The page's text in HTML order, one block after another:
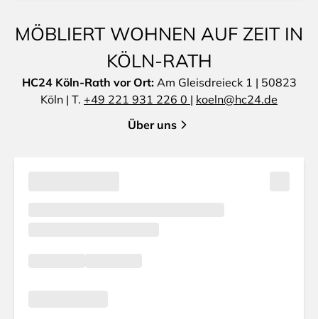
MÖBLIERT WOHNEN AUF ZEIT IN
KÖLN-RATH
HC24 Köln-Rath vor Ort: Am Gleisdreieck 1 | 50823
Köln | T. +49 221 931 226 0 | koeln@hc24.de
Über uns